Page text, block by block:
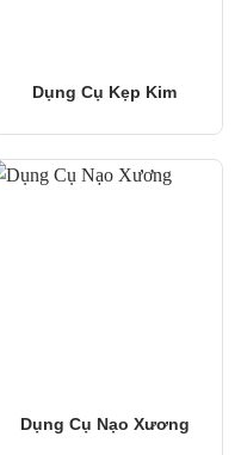
Dụng Cụ Kẹp Kim
Dụng Cụ Nạo Xương